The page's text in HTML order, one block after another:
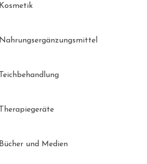
Kosmetik
Nahrungsergänzungsmittel
Teichbehandlung
Therapiegeräte
Bücher und Medien